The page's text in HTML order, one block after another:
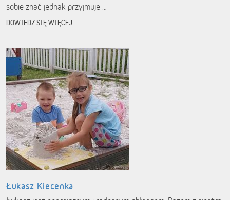
sobie znać jednak przyjmuje …
DOWIEDZ SIĘ WIĘCEJ
Łukasz Kiecenka